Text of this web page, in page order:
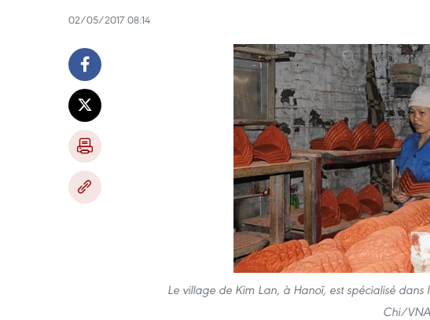
02/05/2017 08:14
Le village de Kim Lan, à Hanoï, est spécialisé
Chi/